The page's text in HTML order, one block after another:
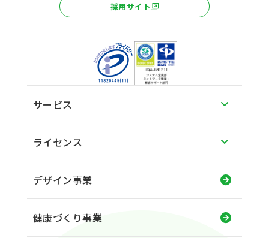
採用サイト
サービス
ライセンス
デザイン事業
健康づくり事業